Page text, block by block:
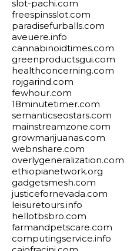
slot-pachi.com
freespinsslot.com
paradisefurballs.com
aveuere.info
cannabinoidtimes.com
greenproductsgui.com
healthconcerning.com
rojgarind.com
fewhour.com
18minutetimer.com
semanticseostars.com
mainstreamzone.com
growmarijuanas.com
webnshare.com
overlygeneralization.com
ethiopianetwork.org
gadgetsmesh.com
justicefornevada.com
leisuretours.info
hellotbsbro.com
farmandpetscare.com
computingservice.info